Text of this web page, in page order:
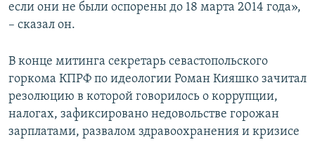
если они не были оспорены до 18 марта 2014 года»,
– сказал он.
В конце митинга секретарь севастопольского
горкома КПРФ по идеологии Роман Кияшко зачитал
резолюцию в которой говорилось о коррупции,
налогах, зафиксировано недовольстве горожан
зарплатами, развалом здравоохранения и кризисе